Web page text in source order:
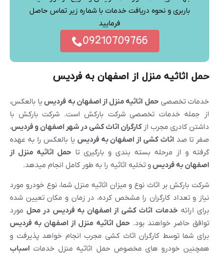
باربری و نحوه دریافت خدمات با شماره زیر تماس حاصل
فرمایید
09210709766
حمل اثاثیه منزل از اصفهان به فردیس
خدمات تخصصی حمل اثاثیه منزل از اصفهانبه فردیسیا بالعکس،
از جمله خدمات تخصصی شرکت بارکش است. شرکت بارکش با
داشتن کادری مجرب از کارگران اثاث کشی در شهر اصفهان وفردیس،
صفر تا صد اثاث کشی از اصفهانبه فردیس یا بالعکس را به عهده
گرفته و از مرحله بسته بندی و بارگیری تا حمل اثاثیه منزل از
اصفهانبه فردیسو تخلیه اثاثیه را به طور کامل انجام میدهد.
شرکت بارکش بر اثاث نوع و میزان اثاثیه منزل شما، نوع خودرو مورد
نیاز و تعداد کارگران را مشخص کرده، در زمان و مکان تعیین شده
برای ارائه خدمات اثاث کشی از اصفهانبه فردیس در محلمورد
توافق حاضر خواهند بود. حمل اثاثیه منزل از اصفهان به فردیس
برای شما توسط کارگران اثاث کشی مجرب انجام خواهد پذیرفت و
همچنین خودرو های مخصوص حمل اثاثیه منزل خدمات اسباب